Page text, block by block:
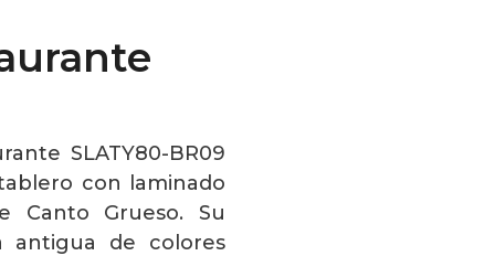
SLATY80-BR09
con laminado
Canto Grueso. Su
antigua de colores